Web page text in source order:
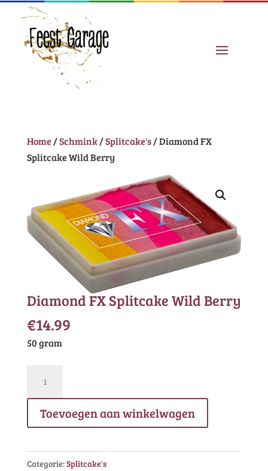
Home /Schmink/Splitcake's/ Diamond FX
Splitcake Wild Berry
Diamond FX Splitcake Wild Berry
€14.99
50 gram
Wild
aantal
Toevoegen aan winkelwagen
Categorie:Splitcake's